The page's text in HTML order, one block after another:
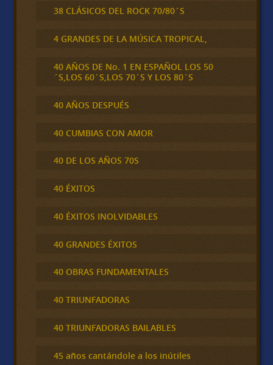
38 CLÁSICOS DEL ROCK 70/80´S
4 GRANDES DE LA MÚSICA TROPICAL,
40 AÑOS DE No. 1 EN ESPAÑOL LOS 50
´S,LOS 60´S,LOS 70´S Y LOS 80´S
40 AÑOS DESPUÉS
40 CUMBIAS CON AMOR
40 DE LOS AÑOS 70S
40 ÉXITOS
40 ÉXITOS INOLVIDABLES
40 GRANDES ÉXITOS
40 OBRAS FUNDAMENTALES
40 TRIUNFADORAS
40 TRIUNFADORAS BAILABLES
45 años cantándole a los inútiles